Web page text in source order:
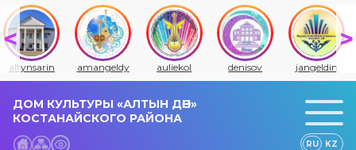
altynsarin amangeldy auliekol denisov jangeldin
ДОМ КУЛЬТУРЫ «АЛТЫН ДӘН»
КОСТАНАЙСКОГО РАЙОНА
RU KZ